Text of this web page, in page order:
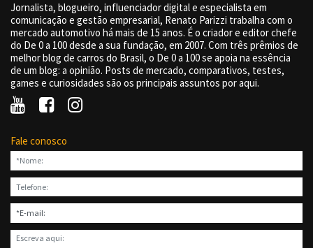
Jornalista, blogueiro, influenciador digital e especialista em
comunicação e gestão empresarial, Renato Parizzi trabalha com o
mercado automotivo há mais de 15 anos. É o criador e editor chefe
do De 0 a 100 desde a sua fundação, em 2007. Com três prêmios de
melhor blog de carros do Brasil, o De 0 a 100 se apoia na essência
de um blog: a opinião. Posts de mercado, comparativos, testes,
games e curiosidades são os principais assuntos por aqui.
Fale conosco